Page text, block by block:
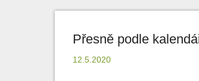
Přesně podle
12.5.2020